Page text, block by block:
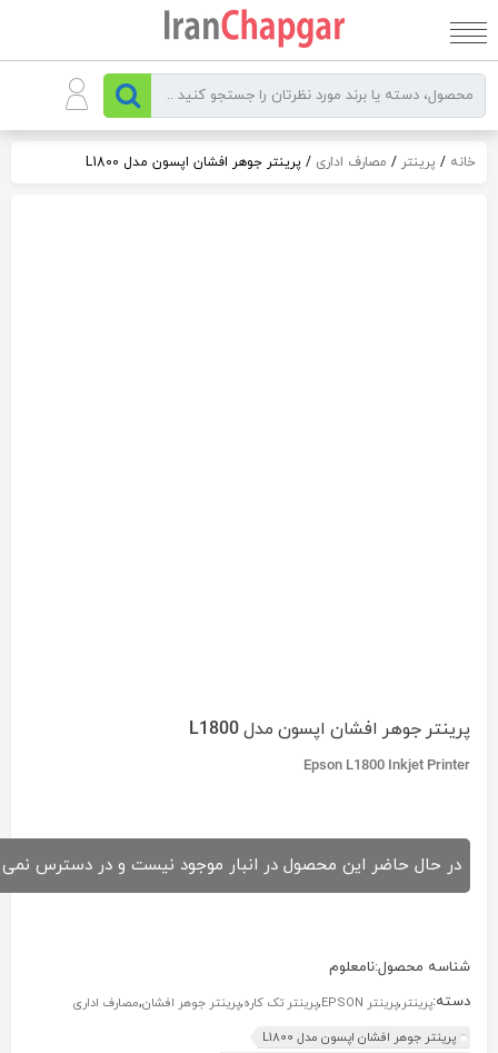
به
خانه / پرینتر / مصارف اداری / پرينتر جوهر افشان اپسون مدل L1800
پرينتر جوهر افشان اپسون مدل L1800
Epson L1800 Inkjet Printer
در حال حاضر این محصول در انبار موجود نیست و در دسترس
شناسه محصول:نامعلوم
دسته:پرینتر ,پرینتر EPSON ,پرینتر تک کاره,پرینتر جوهر افشان,مصارف اداری
پرينتر جوهر افشان اپسون مدل L1800